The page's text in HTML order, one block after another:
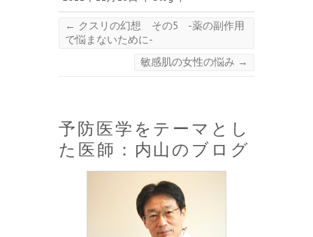
← クスリの幻想 その5 -薬の副作用
で悩まないために-
敏感肌の女性の悩み →
予防医学をテーマとし
た医師：内山のブログ